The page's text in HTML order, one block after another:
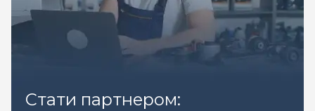
Стати партнером: